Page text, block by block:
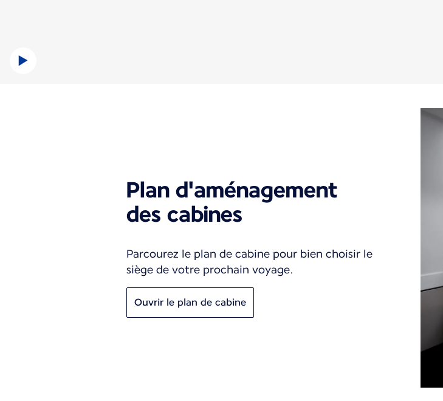
Plan d'aménagement
des cabines
Parcourez le plan de cabine pour bien choisir le
siège de votre prochain voyage.
Ouvrir le plan de cabine